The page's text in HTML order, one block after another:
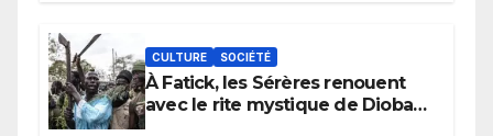
CULTURE SOCIÉTÉ
À Fatick, les Sérères renouent
avec le rite mystique de Diobaye